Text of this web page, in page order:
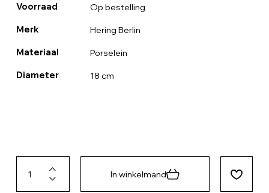
Voorraad Op bestelling
Merk Hering Berlin
Materiaal Porselein
Diameter 18 cm
In winkelmand